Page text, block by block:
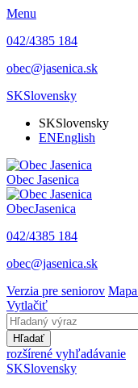
Menu
042/4385 184
obec@jasenica.sk
SKSlovensky
SKSlovensky
ENEnglish
Obec Jasenica
ObecJasenica
042/4385 184
obec@jasenica.sk
Verzia pre seniorov
Vytlačiť
Hľadať
rozšírené vyhľadávanie
SKSlovensky